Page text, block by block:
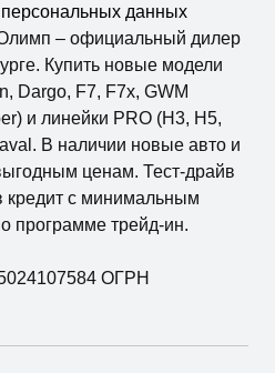
данных
– официальный дилер
Купить новые модели
Dargo, F7, F7x, GWM
и линейки PRO (H3, H5,
В наличии новые авто и
ценам. Тест-драйв
кредит с минимальным
программе трейд-ин.
ОГРН